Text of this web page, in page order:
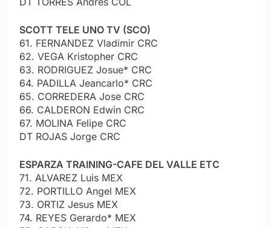
SCOTT TELE UNO TV (SCO)
61. FERNANDEZ Vladimir CRC
62. VEGA Kristopher CRC
63. RODRIGUEZ Josue* CRC
64. PADILLA Jeancarlo* CRC
65. CORREDERA Jose CRC
66. CALDERON Edwin CRC
67. MOLINA Felipe CRC
DT ROJAS Jorge CRC
ESPARZA TRAINING-CAFE DEL VALLE ETC
71. ALVAREZ Luis MEX
72. PORTILLO Angel MEX
73. ORTIZ Jesus MEX
74. REYES Gerardo* MEX